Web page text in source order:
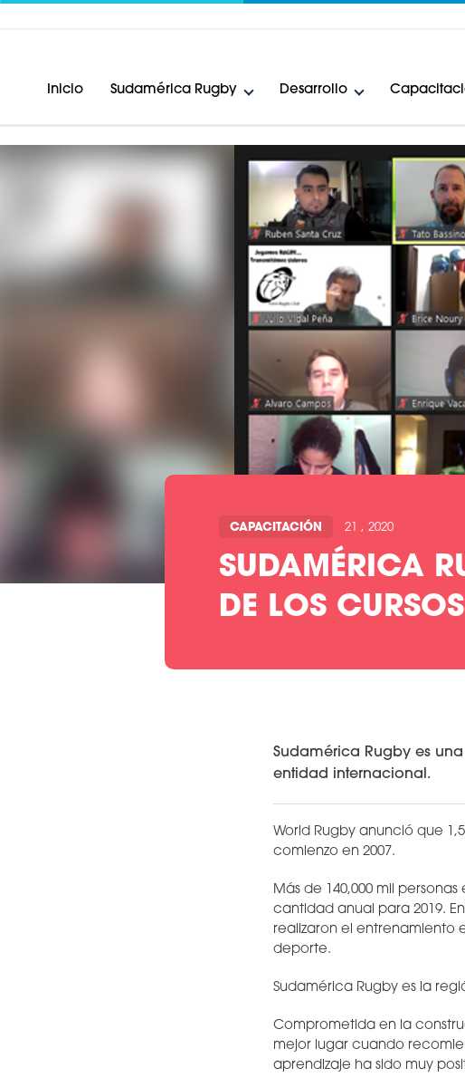
Inicio Sudamérica Rugby Desarrollo
CAPACITACIÓN 21 , 2020
SUDAMÉRICA
DE LOS
Sudamérica Rugby es
entidad internacional.
World Rugby anunció que
comienzo en 2007.
Más de 140,000 mil
cantidad anual para 2019.
realizaron el entrenamiento
deporte.
Sudamérica Rugby es la
Comprometida en la
mejor lugar cuando
aprendizaje ha sido muy